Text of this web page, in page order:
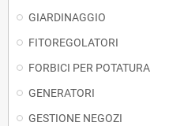
GIARDINAGGIO
FITOREGOLATORI
FORBICI PER POTATURA
GENERATORI
GESTIONE NEGOZI